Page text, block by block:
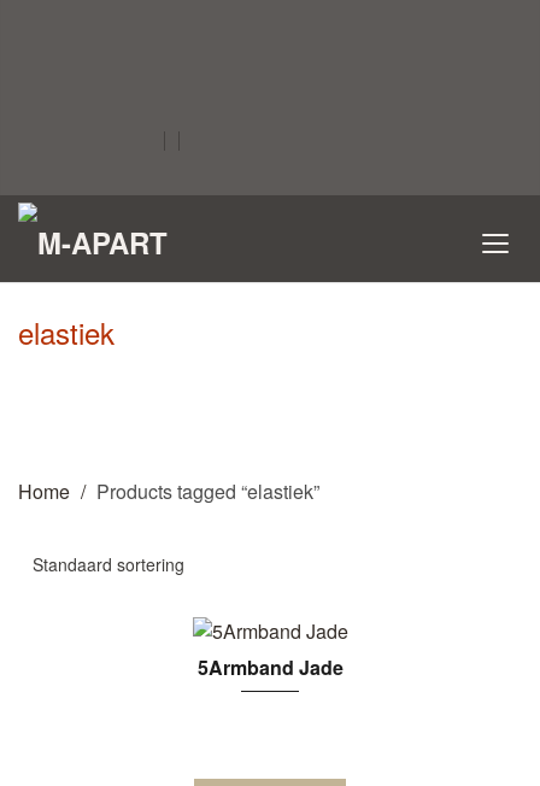
elastiek
Home Products tagged “elastiek”
5Armband Jade